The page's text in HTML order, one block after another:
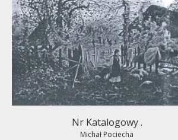
Nr Katalogowy .
Michał Pociecha